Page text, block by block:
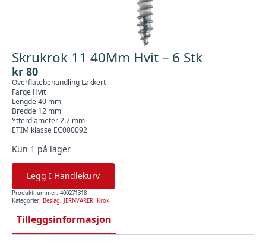
Skrukrok 11 40Mm Hvit – 6 Stk
kr 80
Overflatebehandling Lakkert
Farge Hvit
Lengde 40 mm
Bredde 12 mm
Ytterdiameter 2.7 mm
ETIM klasse EC000092
Kun 1 på lager
Legg I Handlekurv
Produktnummer: 400271318
Kategorier: Beslag, JERNVARER, Krok
Tilleggsinformasjon